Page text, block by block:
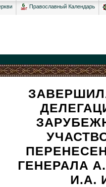
Православный Календарь
ГЕНЕРАЛА
И.А.